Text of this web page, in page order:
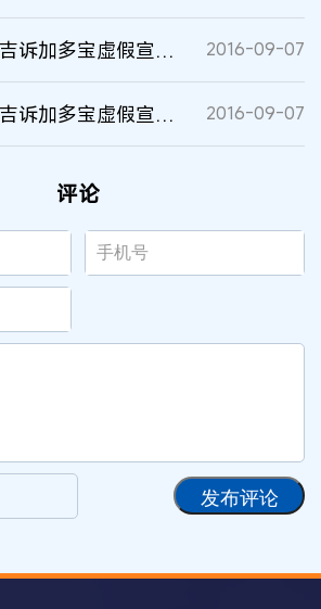
22胜！王老吉诉加多宝虚假宣传案二审胜诉，加多宝赔偿600万 2016-09-07
22胜！王老吉诉加多宝虚假宣传案二审胜诉，加多宝赔偿600万 2016-09-07
评论
发布评论